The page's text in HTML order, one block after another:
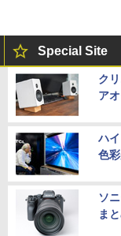
Special Site
ク
ア
ハ
色
ソ
ま